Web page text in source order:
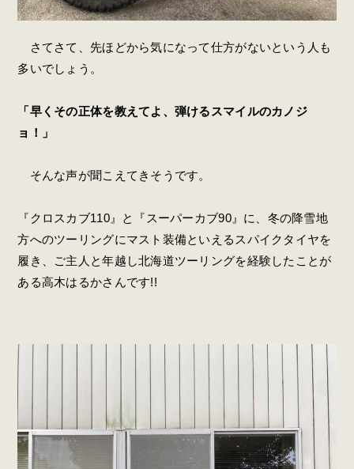
さてさて、先ほどから気になって仕方がないという人も
多いでしょう。
「早くその正体を教えてよ、弾けるスマイルのカノジ
ョ！」
そんな声が聞こえてきそうです。
『クロスカブ110』と『スーパーカブ90』に、冬の降雪地
方へのツーリングにマスト装備といえるスパイクタイヤを
履き、ご主人と年越し北海道ツーリングを経験したことが
ある高木はるかさんです!!